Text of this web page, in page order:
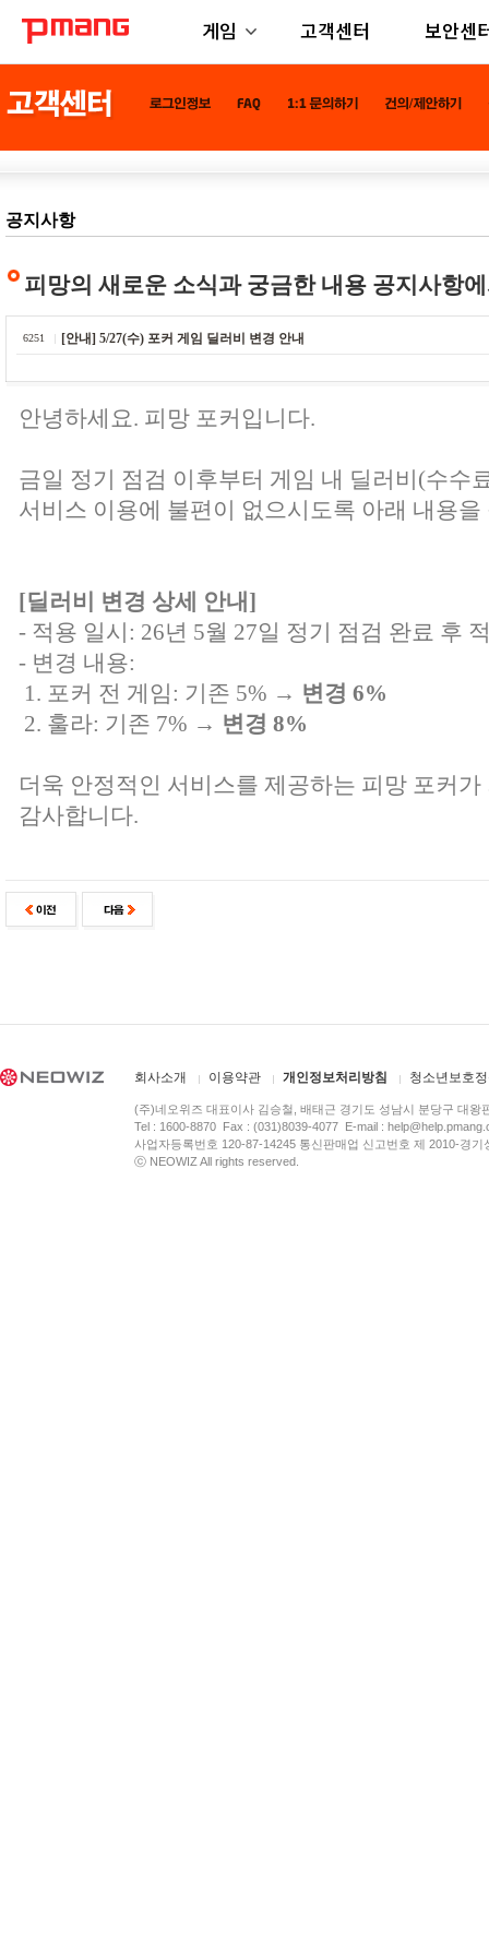
게임 고객센터 보안센
공지사항
피망의 새로운 소식과 궁금한 내용 공지사항
6251 [안내] 5/27(수) 포커 게임 딜러비 변경 안내
안녕하세요. 피망 포커입니다.
금일 정기 점검 이후부터 게임 내 딜러비(수수
서비스 이용에 불편이 없으시도록 아래 내용
[딜러비 변경 상세 안내]
- 적용 일시: 26년 5월 27일 정기 점검 완료 후
- 변경 내용:
1. 포커 전 게임: 기존 5% → 변경 6%
2. 훌라: 기존 7% → 변경 8%
더욱 안정적인 서비스를 제공하는 피망 포커가
감사합니다.
회사소개 이용약관 개인정보처리방침 청소년보호
(주)네오위즈 대표이사 김승철, 배태근 경기도 성남시 분당구 대왕
Tel : 1600-8870 Fax : (031)8039-4077 E-mail :
사업자등록번호 120-87-14245 통신판매업 신고번호 제 2010-경
ⓒ NEOWIZ All rights reserved.